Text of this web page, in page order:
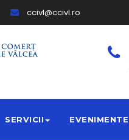
ccivl@ccivl.ro
SERVICII EVENIMENTE